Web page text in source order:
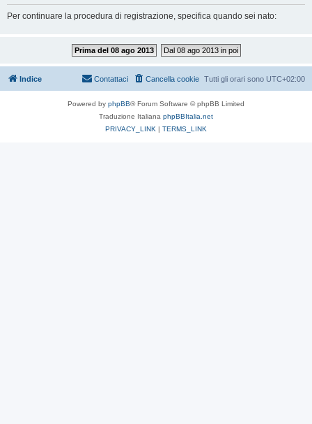
Per continuare la procedura di registrazione, specifica quando sei nato:
Prima del 08 ago 2013 Dal 08 ago 2013 in poi
Indice Tutti gli orari sono UTC+02:00
Cancella cookie
Contattaci
Powered by phpBB® Forum Software © phpBB Limited
Traduzione Italiana phpBBItalia.net
PRIVACY_LINK | TERMS_LINK